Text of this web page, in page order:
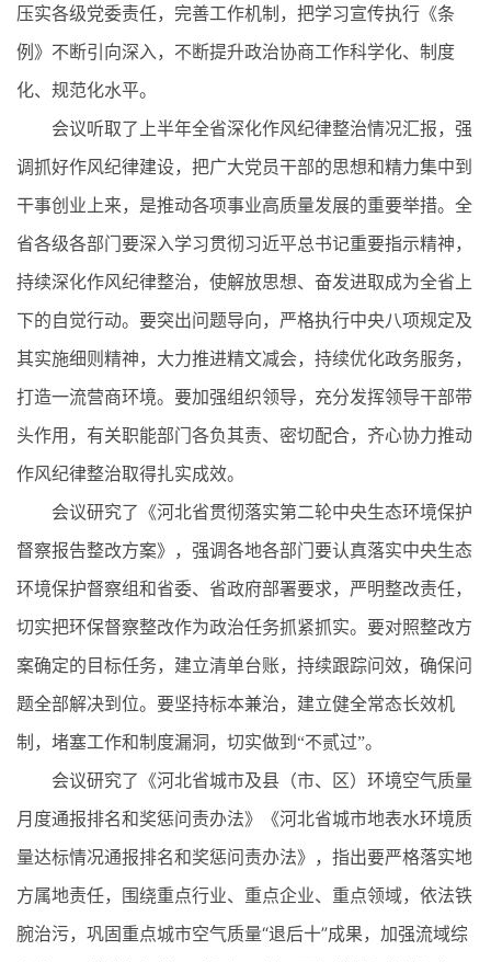
压实各级党委责任，完善工作机制，把学习宣传执行《条
例》不断引向深入，不断提升政治协商工作科学化、制度
化、规范化水平。
会议听取了上半年全省深化作风纪律整治情况汇报，强
调抓好作风纪律建设，把广大党员干部的思想和精力集中到
干事创业上来，是推动各项事业高质量发展的重要举措。全
省各级各部门要深入学习贯彻习近平总书记重要指示精神，
持续深化作风纪律整治，使解放思想、奋发进取成为全省上
下的自觉行动。要突出问题导向，严格执行中央八项规定及
其实施细则精神，大力推进精文减会，持续优化政务服务，
打造一流营商环境。要加强组织领导，充分发挥领导干部带
头作用，有关职能部门各负其责、密切配合，齐心协力推动
作风纪律整治取得扎实成效。
会议研究了《河北省贯彻落实第二轮中央生态环境保护
督察报告整改方案》，强调各地各部门要认真落实中央生态
环境保护督察组和省委、省政府部署要求，严明整改责任，
切实把环保督察整改作为政治任务抓紧抓实。要对照整改方
案确定的目标任务，建立清单台账，持续跟踪问效，确保问
题全部解决到位。要坚持标本兼治，建立健全常态长效机
制，堵塞工作和制度漏洞，切实做到“不贰过”。
会议研究了《河北省城市及县（市、区）环境空气质量
月度通报排名和奖惩问责办法》《河北省城市地表水环境质
量达标情况通报排名和奖惩问责办法》，指出要严格落实地
方属地责任，围绕重点行业、重点企业、重点领域，依法铁
腕治污，巩固重点城市空气质量“退后十”成果，加强流域综